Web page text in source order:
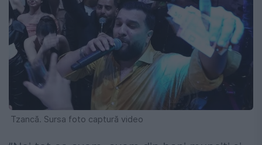
Tzancă. Sursa foto captură video